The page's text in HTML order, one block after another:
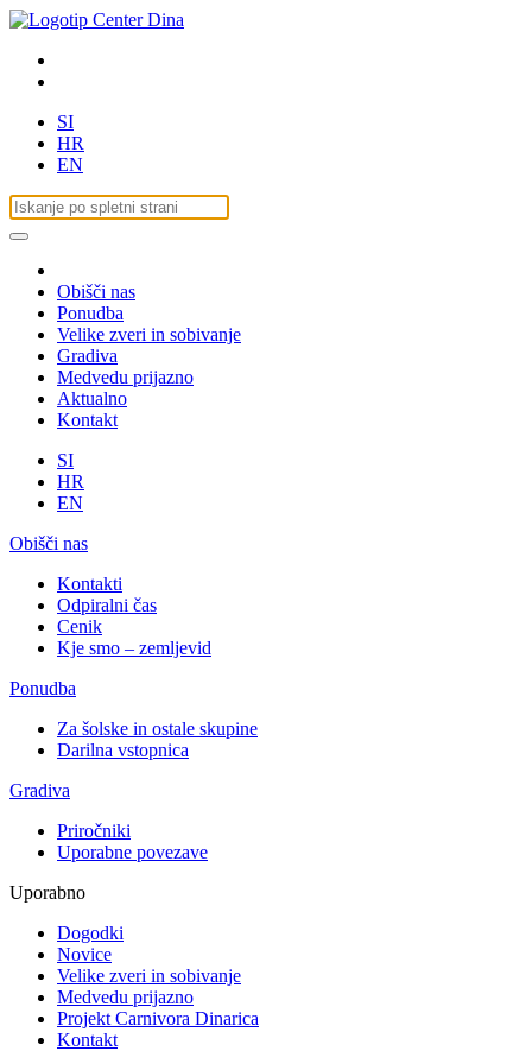
SI
HR
EN
Obišči nas
Ponudba
Velike zveri in sobivanje
Gradiva
Medvedu prijazno
Aktualno
Kontakt
SI
HR
EN
Obišči nas
Kontakti
Odpiralni čas
Cenik
Kje smo – zemljevid
Ponudba
Za šolske in ostale skupine
Darilna vstopnica
Gradiva
Priročniki
Uporabne povezave
Uporabno
Dogodki
Novice
Velike zveri in sobivanje
Medvedu prijazno
Projekt Carnivora Dinarica
Kontakt